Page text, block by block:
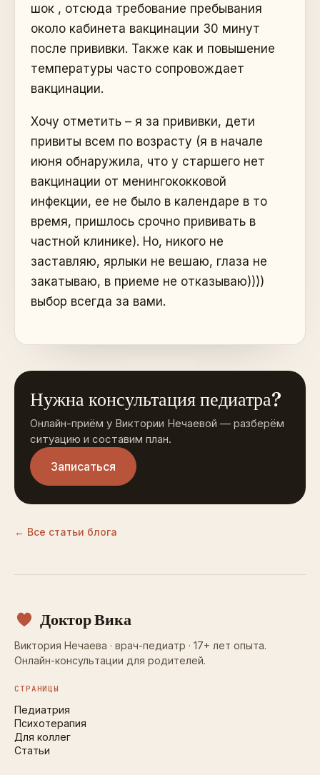
шок , отсюда требование пребывания
около кабинета вакцинации 30 минут
после прививки. Также как и повышение
температуры часто сопровождает
вакцинации.
Хочу отметить – я за прививки, дети
привиты всем по возрасту (я в начале
июня обнаружила, что у старшего нет
вакцинации от менингококковой
инфекции, ее не было в календаре в то
время, пришлось срочно прививать в
частной клинике). Но, никого не
заставляю, ярлыки не вешаю, глаза не
закатываю, в приеме не отказываю))))
выбор всегда за вами.
Нужна консультация педиатра?
Онлайн-приём у Виктории Нечаевой — разберём
ситуацию и составим план.
Записаться
← Все статьи блога
Доктор Вика
Виктория Нечаева · врач-педиатр · 17+ лет опыта.
Онлайн-консультации для родителей.
СТРАНИЦЫ
Педиатрия
Психотерапия
Для коллег
Статьи